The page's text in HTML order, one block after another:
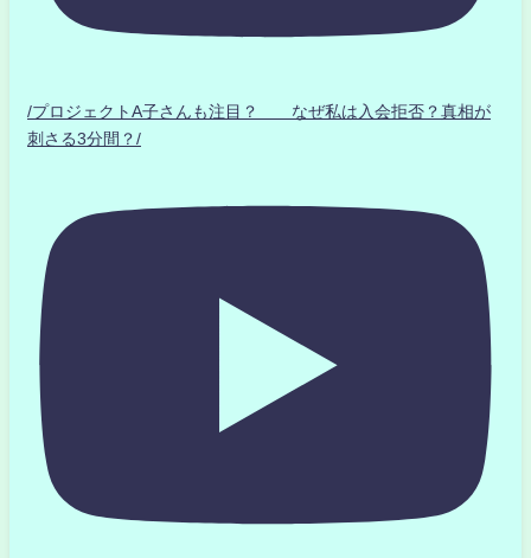
/プロジェクトA子さんも注目？ なぜ私は入会拒否？真相が
刺さる3分間？/